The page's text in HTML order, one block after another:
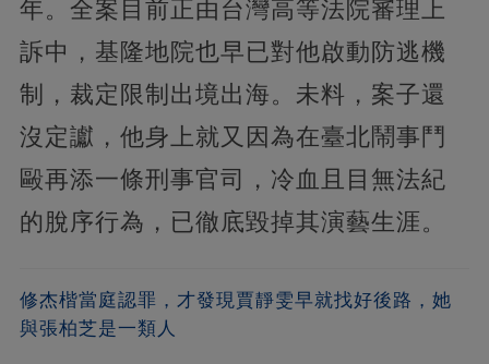
年。全案目前正由台灣高等法院審理上
訴中，基隆地院也早已對他啟動防逃機
制，裁定限制出境出海。未料，案子還
沒定讞，他身上就又因為在臺北鬧事鬥
毆再添一條刑事官司，冷血且目無法紀
的脫序行為，已徹底毀掉其演藝生涯。
修杰楷當庭認罪，才發現賈靜雯早就找好後路，她
與張柏芝是一類人